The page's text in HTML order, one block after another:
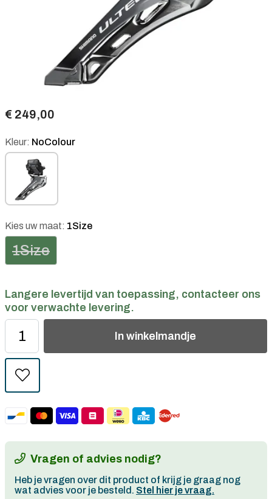
€ 249,00
Kleur: NoColour
Kies uw maat: 1Size
1Size
Langere levertijd van toepassing, contacteer ons
voor verwachte levering.
In winkelmandje
Vragen of advies nodig?
Heb je vragen over dit product of krijg je graag nog
wat advies voor je besteld. Stel hier je vraag.